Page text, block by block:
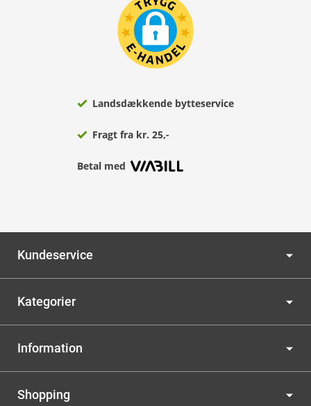
Landsdækkende bytteservice
Fragt fra kr. 25,-
Betal med
Kundeservice
Kategorier
Information
Shopping